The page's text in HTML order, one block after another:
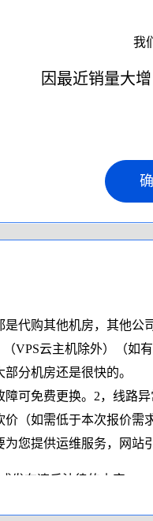
我
因最近销量大
代购其他机房，其他公
VPS云主机除外）（如
分机房还是很快的。
障可免费更换。2，线路
（如需低于本次报价需
您提供运维服务，网站
发布违反法律的内容；